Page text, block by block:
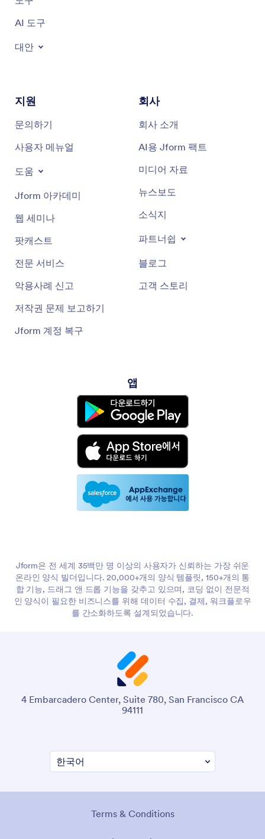
AI 도구
대안
지원
문의하기
사용자 메뉴얼
도움
Jform 아카데미
웹 세미나
팟캐스트
전문 서비스
악용사례 신고
저작권 문제 보고하기
Jform 계정 복구
회사
회사 소개
AI용 Jform 팩트
미디어 자료
뉴스보도
소식지
파트너쉽
블로그
고객 스토리
앱
Jform은 전 세계 35백만 명 이상의 사용자가 신뢰하는 가장 쉬운
온라인 양식 빌더입니다. 20,000+개의 양식 템플릿, 150+개의 통
합 기능, 드래그 앤 드롭 기능을 갖추고 있으며, 코딩 없이 전문적
인 양식이 필요한 비즈니스를 위해 데이터 수집, 결제, 워크플로우
를 간소화하도록 설계되었습니다.
4 Embarcadero Center, Suite 780, San Francisco CA
94111
Terms & Conditions